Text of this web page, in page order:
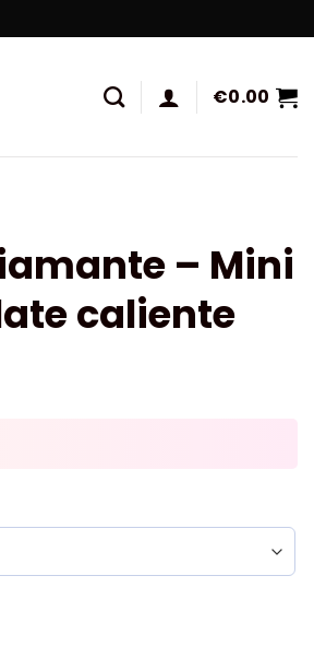
€0.00
– Mini
caliente